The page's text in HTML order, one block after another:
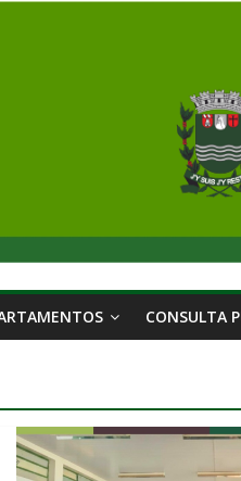
CONSULTA